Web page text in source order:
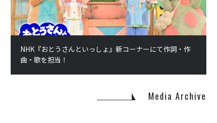
NHK『おとうさんといっしょ』新コーナーにて作詞・作
曲・歌を担当！
Media Archive